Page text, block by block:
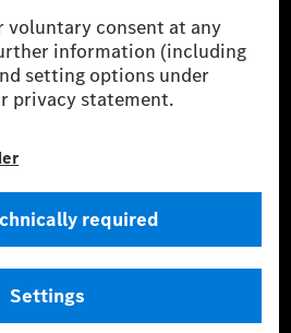
Contact
Locations
information (CCPA & CPRA)